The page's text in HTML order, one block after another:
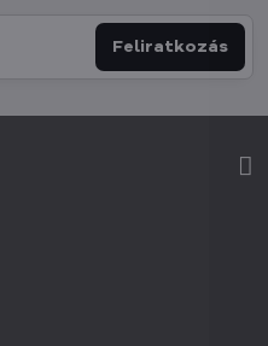
Feliratkozás